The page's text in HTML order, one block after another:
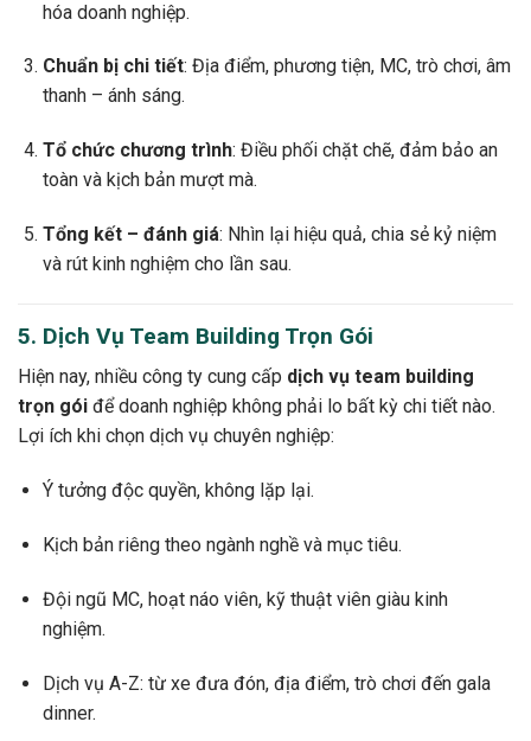
hóa doanh nghiệp.
Chuẩn bị chi tiết: Địa điểm, phương tiện, MC, trò chơi, âm
thanh – ánh sáng.
Tổ chức chương trình: Điều phối chặt chẽ, đảm bảo an
toàn và kịch bản mượt mà.
Tổng kết – đánh giá: Nhìn lại hiệu quả, chia sẻ kỷ niệm
và rút kinh nghiệm cho lần sau.
5. Dịch Vụ Team Building Trọn Gói
Hiện nay, nhiều công ty cung cấp dịch vụ team building
trọn gói để doanh nghiệp không phải lo bất kỳ chi tiết nào.
Lợi ích khi chọn dịch vụ chuyên nghiệp:
Ý tưởng độc quyền, không lặp lại.
Kịch bản riêng theo ngành nghề và mục tiêu.
Đội ngũ MC, hoạt náo viên, kỹ thuật viên giàu kinh
nghiệm.
Dịch vụ A-Z: từ xe đưa đón, địa điểm, trò chơi đến gala
dinner.